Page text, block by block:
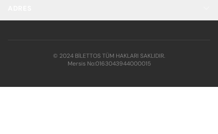
© 2024 BİLETTOS TÜM HAKLARI SAKLIDIR.
Mersis No:0163043944000015